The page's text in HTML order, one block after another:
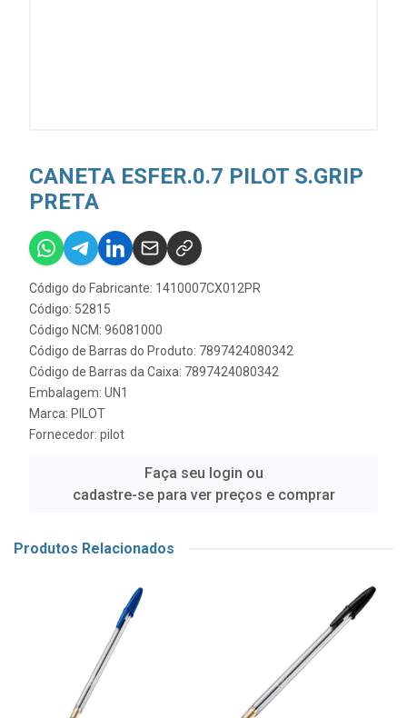
CANETA ESFER.0.7 PILOT S.GRIP
PRETA
Código do Fabricante: 1410007CX012PR
Código: 52815
Código NCM: 96081000
Código de Barras do Produto: 7897424080342
Código de Barras da Caixa: 7897424080342
Embalagem: UN1
Marca: PILOT
Fornecedor: pilot
Faça seu login ou
cadastre-se para ver preços e comprar
Produtos Relacionados